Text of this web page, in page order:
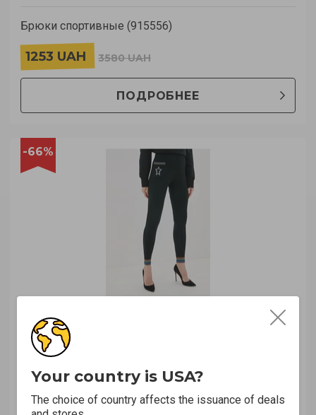
Брюки спортивные (915556)
1253 UAH 3580 UAH
ПОДРОБНЕЕ
-66%
lamoda.ua
Леггинсы (915342)
521 UAH 1490 UAH
Your country is USA?
The choice of country affects the issuance of deals